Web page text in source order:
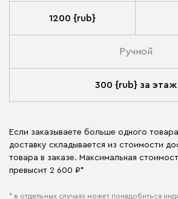
1200 {rub}
Ручной
300 {rub} за этаж
Если заказываете больше одного
доставку складывается из стоимости
товара в заказе. Максимальная
превысит 2 600 ₽*
* в отдельных случаях может понадобиться